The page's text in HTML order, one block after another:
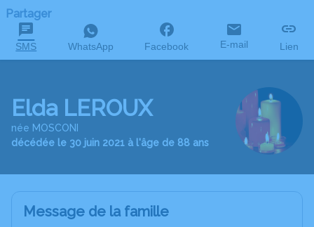
Partager
SMS WhatsApp Facebook E-mail Lien
Elda LEROUX
née MOSCONI
décédée le 30 juin 2021 à l'âge de 88 ans
Message de la famille